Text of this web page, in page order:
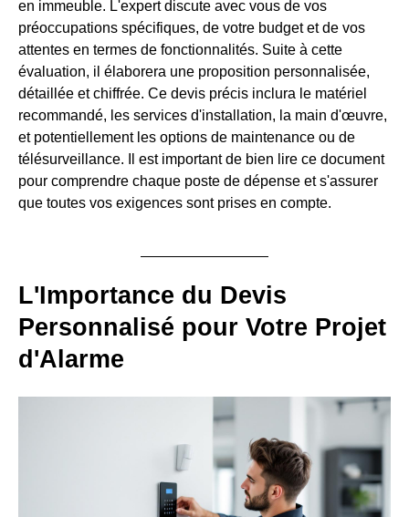
en immeuble. L'expert discute avec vous de vos
préoccupations spécifiques, de votre budget et de vos
attentes en termes de fonctionnalités. Suite à cette
évaluation, il élaborera une proposition personnalisée,
détaillée et chiffrée. Ce devis précis inclura le matériel
recommandé, les services d'installation, la main d'œuvre,
et potentiellement les options de maintenance ou de
télésurveillance. Il est important de bien lire ce document
pour comprendre chaque poste de dépense et s'assurer
que toutes vos exigences sont prises en compte.
L'Importance du Devis
Personnalisé pour Votre Projet
d'Alarme